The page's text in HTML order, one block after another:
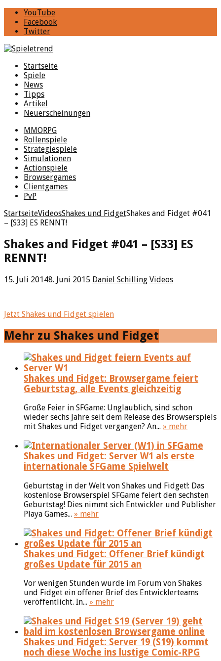
YouTube
Facebook
Twitter
Startseite
Spiele
News
Tipps
Artikel
Neuerscheinungen
MMORPG
Rollenspiele
Strategiespiele
Simulationen
Actionspiele
Browsergames
Clientgames
PvP
StartseiteVideosShakes und FidgetShakes and Fidget #041
– [S33] ES RENNT!
Shakes and Fidget #041 – [S33] ES
RENNT!
15. Juli 20148. Juni 2015 Daniel Schilling Videos
Jetzt Shakes und Fidget spielen
Mehr zu Shakes und Fidget
Shakes und Fidget: Browsergame feiert
Geburtstag, alle Events gleichzeitig
Große Feier in SFGame: Unglaublich, sind schon
wieder sechs Jahre seit dem Release des Browserspiels
mit Shakes und Fidget vergangen? An... » mehr
Shakes und Fidget: Server W1 als erste
internationale SFGame Spielwelt
Geburtstag in der Welt von Shakes und Fidget!: Das
kostenlose Browserspiel SFGame feiert den sechsten
Geburtstag! Dies nimmt sich Entwickler und Publisher
Playa Games... » mehr
Shakes und Fidget: Offener Brief kündigt
großes Update für 2015 an
Vor wenigen Stunden wurde im Forum von Shakes
und Fidget ein offener Brief des Entwicklerteams
veröffentlicht. In... » mehr
Shakes und Fidget: Server 19 (S19) kommt
noch diese Woche ins lustige Comic-RPG